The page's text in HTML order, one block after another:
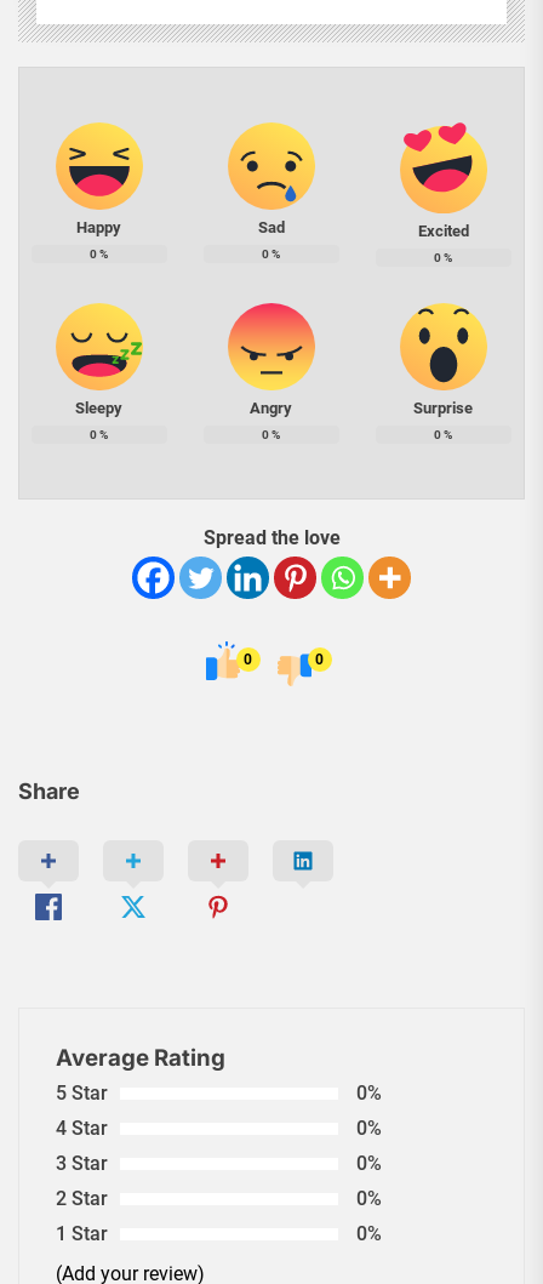
Share
Happy
0%
Sad
0%
Excited
0%
Sleepy
0%
Angry
0%
Surprise
0%
Spread the love
0 0
Average Rating
5 Star
0%
4 Star
0%
3 Star
0%
2 Star
0%
1 Star
0%
(Add your review)